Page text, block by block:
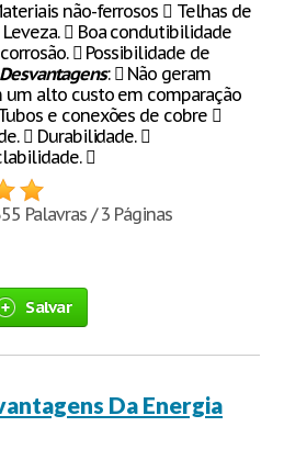
não-ferrosos  Telhas de
Leveza.  Boa condutibilidade
 Possibilidade de
Desvantagens:  Não geram
alto custo em comparação
e conexões de cobre 
 Durabilidade. 

Palavras / 3 Páginas
Salvar
Da Energia